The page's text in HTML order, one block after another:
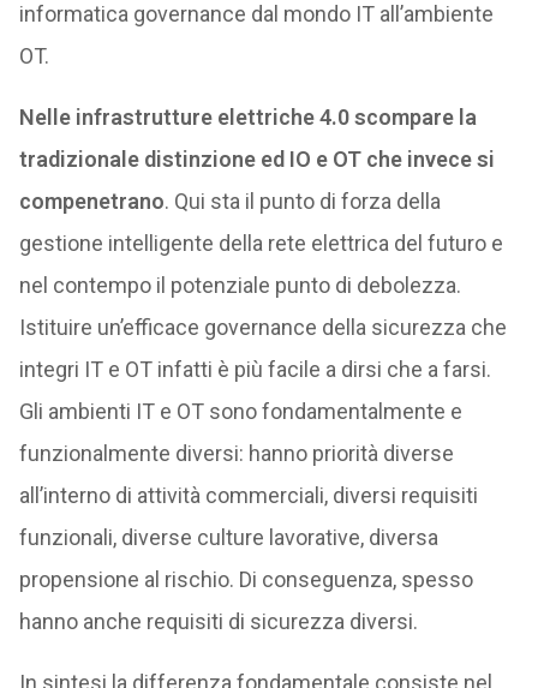
informatica governance dal mondo IT all’ambiente
OT.
Nelle infrastrutture elettriche 4.0 scompare la
tradizionale distinzione ed IO e OT che invece si
compenetrano. Qui sta il punto di forza della
gestione intelligente della rete elettrica del futuro e
nel contempo il potenziale punto di debolezza.
Istituire un’efficace governance della sicurezza che
integri IT e OT infatti è più facile a dirsi che a farsi.
Gli ambienti IT e OT sono fondamentalmente e
funzionalmente diversi: hanno priorità diverse
all’interno di attività commerciali, diversi requisiti
funzionali, diverse culture lavorative, diversa
propensione al rischio. Di conseguenza, spesso
hanno anche requisiti di sicurezza diversi.
In sintesi la differenza fondamentale consiste nel